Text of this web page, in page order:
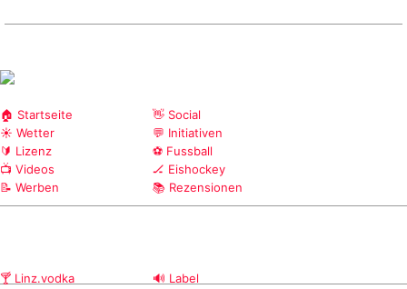
🏠 Startseite
☀️ Wetter
🔰 Lizenz
📺 Videos
📝 Werben
👋 Social
💬 Initiativen
⚽ Fussball
🏒 Eishockey
📚 Rezensionen
🍸 Linz.vodka
🔊 Label